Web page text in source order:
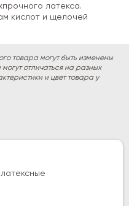
латекса.
кислот и щелочей
товара могут быть изменены
отличаться на разных
и цвет товара у